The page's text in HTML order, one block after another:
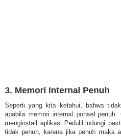
3. Memori Internal Penuh
Seperti yang kita ketahui, bahwa
apabila memori internal ponsel
menginstall aplikasi PeduliLindungi
tidak penuh, karena jika penuh maka